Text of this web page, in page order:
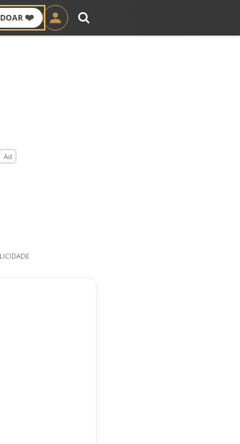
DOAR ❤️